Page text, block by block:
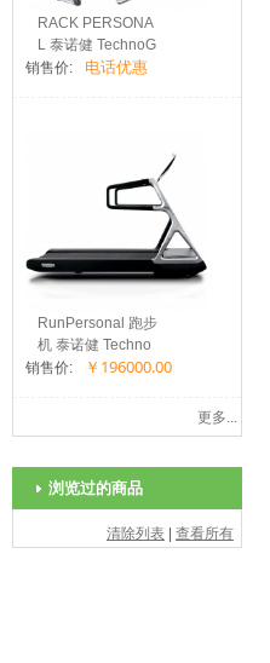
RACK PERSONA
L 泰诺健 TechnoG
ym
销售价: 电话优惠
RunPersonal 跑步
机 泰诺健 Techno
Gym
销售价: ￥196000.00
更多...
浏览过的商品
清除列表 查看所有